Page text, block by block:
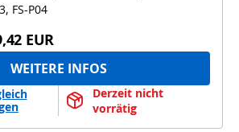
FS-P04
EUR
WEITERE INFOS
Derzeit nicht
vorrätig